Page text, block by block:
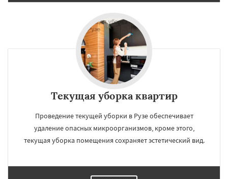
Текущая уборка квартир
Проведение текущей уборки в Рузе обеспечивает
удаление опасных микроорганизмов, кроме этого,
текущая уборка помещения сохраняет эстетический вид.